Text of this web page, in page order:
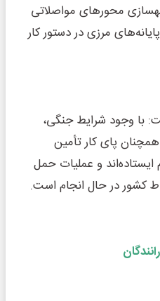
محورهای مواصلاتی
مرزی در دستور کار
با وجود شرایط جنگی،
همچنان پای کار تأمین
ایستاده‌اند و عملیات حمل
کشور در حال انجام است.